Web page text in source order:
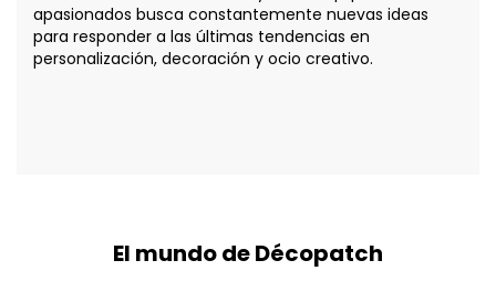
apasionados busca constantemente nuevas ideas
para responder a las últimas tendencias en
personalización, decoración y ocio creativo.
El mundo de Décopatch